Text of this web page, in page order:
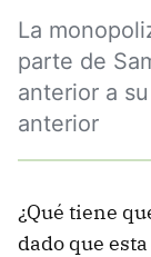
La
parte de
anterior a
anterior
¿Qué tiene
dado que esta